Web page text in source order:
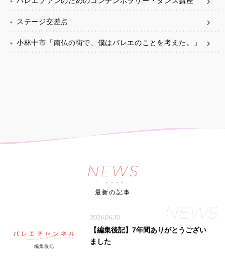
ステージ交差点
小林十市「南仏の街で、僕はバレエのことを考えた。」
NEWS
最新の記事
NEWS
2026.06.30
【編集後記】7年間ありがとうござい
ました